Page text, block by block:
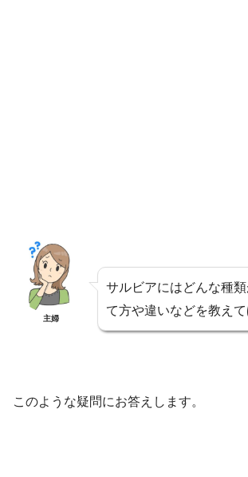
主婦
サルビアにはどんな種
て方や違いなどを教えて
このような疑問にお答えします。